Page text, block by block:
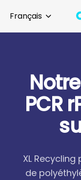
links to
content
Français
Notre
PCR r
s
XL
de